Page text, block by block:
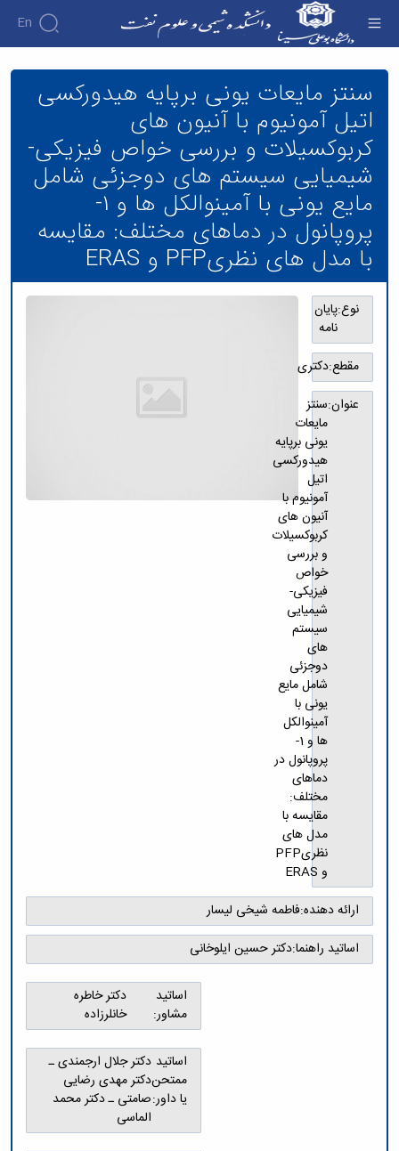
En
با آنیون های کربوکسیلات و بررسی خواص فیزیکی-
شیمیایی سیستم های دوجزئی شامل مایع یونی با
آمینوالکل ها و 1- پروپانول در دماهای مختلف:
مقایسه با مدل های نظریPFP و ERAS - دانشکده
شیمی و علوم نفت
سنتز مایعات یونی برپایه هیدورکسی
اتیل آمونیوم با آنیون های
کربوکسیلات و بررسی خواص فیزیکی-
شیمیایی سیستم های دوجزئی شامل
مایع یونی با آمینوالکل ها و 1-
پروپانول در دماهای مختلف: مقایسه
با مدل های نظریPFP و ERAS
نوع:پایان
نامه
مقطع:دکتری
عنوان:سنتز
مایعات
یونی برپایه
هیدورکسی
اتیل
آمونیوم با
آنیون های
کربوکسیلات
و بررسی
خواص
فیزیکی-
شیمیایی
سیستم
های
دوجزئی
شامل مایع
یونی با
آمینوالکل
ها و 1-
پروپانول در
دماهای
مختلف:
مقایسه با
مدل های
نظریPFP
و ERAS
ارائه دهنده:فاطمه شیخی لیسار
اساتید راهنما:دکتر حسین ایلوخانی
اساتید
مشاور:
دکتر خاطره
خانلرزاده
اساتید
ممتحن
یا داور:
دکتر جلال ارجمندی ـ
دکتر مهدی رضایی
صامتی ـ دکتر محمد
الماسی